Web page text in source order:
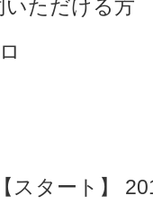
いただける方
スタート】